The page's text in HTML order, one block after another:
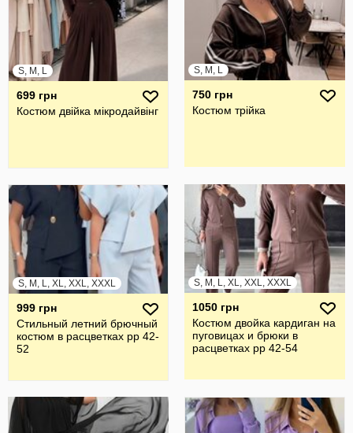
S, M, L
699 грн
Костюм двійка мікродайвінг
S, M, L
750 грн
Костюм трійка
S, M, L, XL, XXL, XXXL
999 грн
Стильный летний брючный
костюм в расцветках рр 42-
52
S, M, L, XL, XXL, XXXL
1050 грн
Костюм двойка кардиган на
пуговицах и брюки в
расцветках рр 42-54